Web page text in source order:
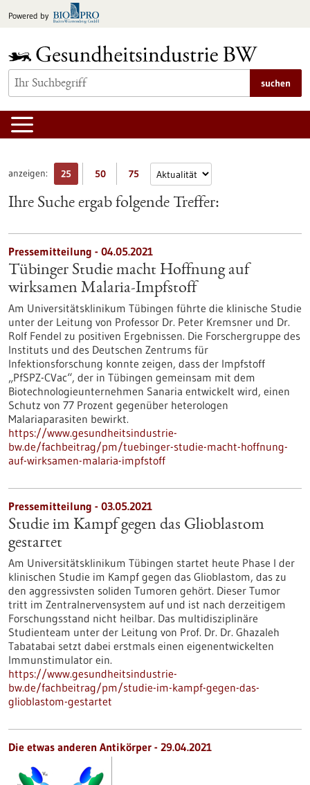
Inhalt
Powered by
suchen
anzeigen: 25 50 75
Ihre Suche ergab folgende Treffer:
Pressemitteilung - 04.05.2021
Tübinger Studie macht Hoffnung auf
wirksamen Malaria-Impfstoff
Am Universitätsklinikum Tübingen führte die klinische Studie
unter der Leitung von Professor Dr. Peter Kremsner und Dr.
Rolf Fendel zu positiven Ergebnissen. Die Forschergruppe des
Instituts und des Deutschen Zentrums für
Infektionsforschung konnte zeigen, dass der Impfstoff
„PfSPZ-CVac“, der in Tübingen gemeinsam mit dem
Biotechnologieunternehmen Sanaria entwickelt wird, einen
Schutz von 77 Prozent gegenüber heterologen
Malariaparasiten bewirkt.
https://www.gesundheitsindustrie-
bw.de/fachbeitrag/pm/tuebinger-studie-macht-hoffnung-
auf-wirksamen-malaria-impfstoff
Pressemitteilung - 03.05.2021
Studie im Kampf gegen das Glioblastom
gestartet
Am Universitätsklinikum Tübingen startet heute Phase I der
klinischen Studie im Kampf gegen das Glioblastom, das zu
den aggressivsten soliden Tumoren gehört. Dieser Tumor
tritt im Zentralnervensystem auf und ist nach derzeitigem
Forschungsstand nicht heilbar. Das multidisziplinäre
Studienteam unter der Leitung von Prof. Dr. Dr. Ghazaleh
Tabatabai setzt dabei erstmals einen eigenentwickelten
Immunstimulator ein.
https://www.gesundheitsindustrie-
bw.de/fachbeitrag/pm/studie-im-kampf-gegen-das-
glioblastom-gestartet
Die etwas anderen Antikörper - 29.04.2021